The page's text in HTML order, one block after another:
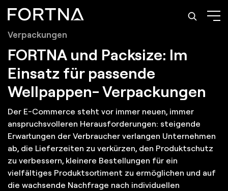
Lösungen: Automatisierung von Wellpappen-
Verpackungen
FORTNA und Packsize: Im
Einsatz für passende
Wellpappen- Verpackungen
Der E-Commerce steht vor immer neuen, immer
anspruchsvolleren Herausforderungen: steigende
Erwartungen der Verbraucher verlangen Unternehmen
ab, die Lieferzeiten zu verkürzen, den Produktschutz
zu verbessern, kleinere Bestellungen für ein
vielfältiges Produktsortiment zu ermöglichen und auf
die wachsende Nachfrage nach individuellen